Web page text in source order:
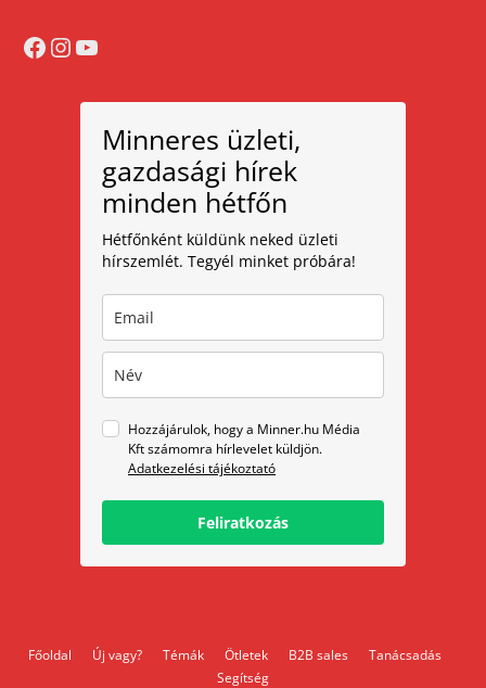
Facebook
Instagram
YouTube
Minneres üzleti,
gazdasági hírek
minden hétfőn
Hétfőnként küldünk neked üzleti
hírszemlét. Tegyél minket próbára!
Hozzájárulok, hogy a Minner.hu Média
Kft számomra hírlevelet küldjön.
Adatkezelési tájékoztató
Feliratkozás
Főoldal Új vagy? Témák Ötletek B2B sales
Tanácsadás
Segítség